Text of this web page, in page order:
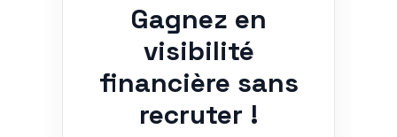
Gagnez en
visibilité
financière sans
recruter !